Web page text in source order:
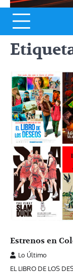
Estrenos en
Lo Último
EL LIBRO DE LOS